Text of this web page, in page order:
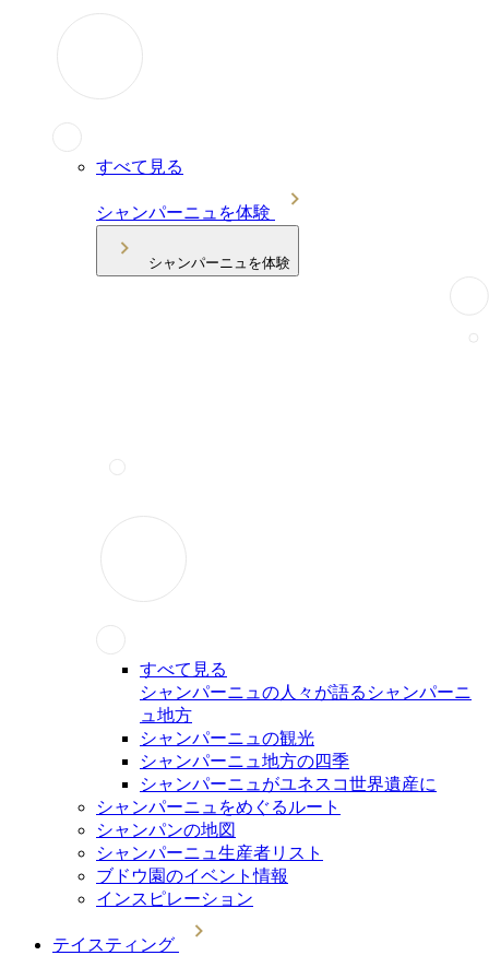
すべて見る
シャンパーニュを体験
シャンパーニュを体験
すべて見る
シャンパーニュの人々が語るシャンパーニ
ュ地方
シャンパーニュの観光
シャンパーニュ地方の四季
シャンパーニュがユネスコ世界遺産に
シャンパーニュをめぐるルート
シャンパンの地図
シャンパーニュ生産者リスト
ブドウ園のイベント情報
インスピレーション
テイスティング